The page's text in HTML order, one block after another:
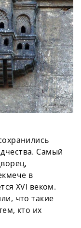
Самый
в
XVI веком.
что такие
кто их